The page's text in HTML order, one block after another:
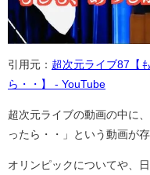
引用元： 超次元ライブ87【
ら・・】 - YouTube
超次元ライブの動画の中に
ったら・・」という動画が存
オリンピックについてや、